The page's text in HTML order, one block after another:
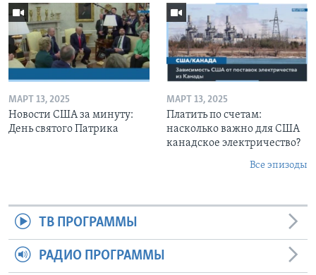
МАРТ 13, 2025
Новости США за минуту:
День святого Патрика
МАРТ 13, 2025
Платить по счетам:
насколько важно для США
канадское электричество?
Все эпизоды
ТВ ПРОГРАММЫ
РАДИО ПРОГРАММЫ